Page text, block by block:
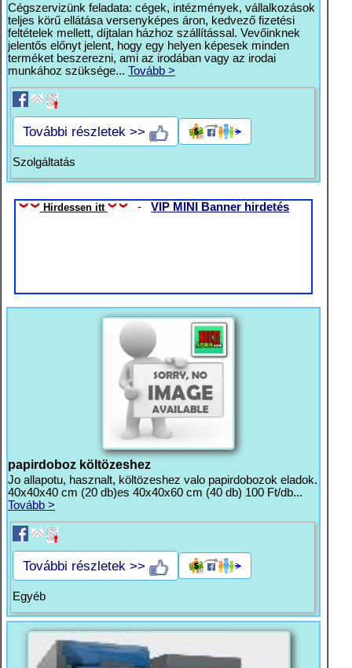
Cégszervizünk feladata: cégek, intézmények, vállalkozások
teljes körű ellátása versenyképes áron, kedvező fizetési
feltételek mellett, díjtalan házhoz szállítással. Vevőinknek
jelentős előnyt jelent, hogy egy helyen képesek minden
terméket beszerezni, ami az irodában vagy az irodai
munkához szüksége... Tovább >
További részletek >>
Szolgáltatás
Hirdessen itt -VIP MINI Banner hirdetés
papirdoboz költözeshez
Jo allapotu, hasznalt, költözeshez valo papirdobozok eladok.
40x40x40 cm (20 db)es 40x40x60 cm (40 db) 100 Ft/db...
Tovább >
További részletek >>
Egyéb